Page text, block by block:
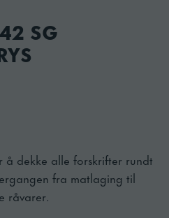
SG
å dekke alle forskrifter rundt
fra matlaging til
råvarer.